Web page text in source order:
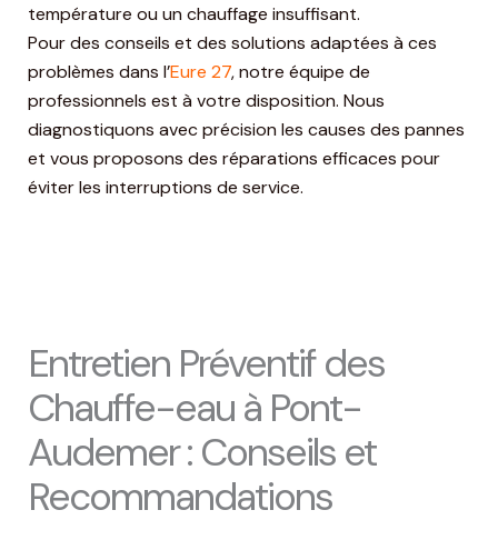
température ou un chauffage insuffisant.
Pour des conseils et des solutions adaptées à ces
problèmes dans l’Eure 27, notre équipe de
professionnels est à votre disposition. Nous
diagnostiquons avec précision les causes des pannes
et vous proposons des réparations efficaces pour
éviter les interruptions de service.
Entretien Préventif des
Chauffe-eau à Pont-
Audemer : Conseils et
Recommandations